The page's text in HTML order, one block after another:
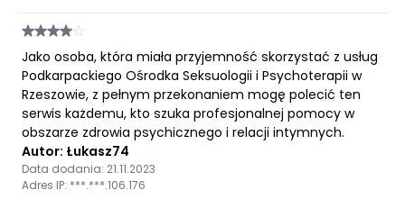
Jako osoba, która miała przyjemność skorzystać z usług
Podkarpackiego Ośrodka Seksuologii i Psychoterapii w
Rzeszowie, z pełnym przekonaniem mogę polecić ten
serwis każdemu, kto szuka profesjonalnej pomocy w
obszarze zdrowia psychicznego i relacji intymnych.
Autor: Łukasz74
Data dodania: 21.11.2023
Adres IP: ***.***.106.176